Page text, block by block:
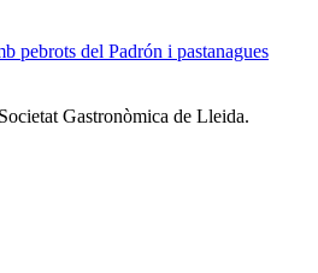
pebrots del Padrón i pastanagues
Gastronòmica de Lleida.